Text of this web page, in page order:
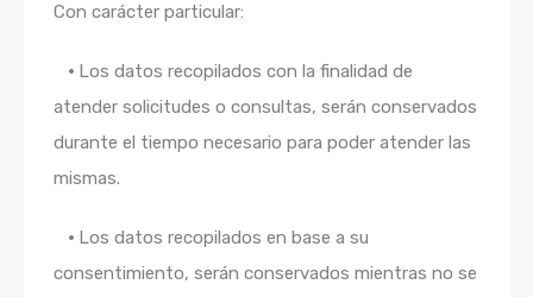
Con carácter particular:
• Los datos recopilados con la finalidad de
atender solicitudes o consultas, serán conservados
durante el tiempo necesario para poder atender las
mismas.
• Los datos recopilados en base a su
consentimiento, serán conservados mientras no se